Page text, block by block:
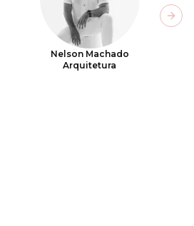
Nelson Machado
Arquitetura